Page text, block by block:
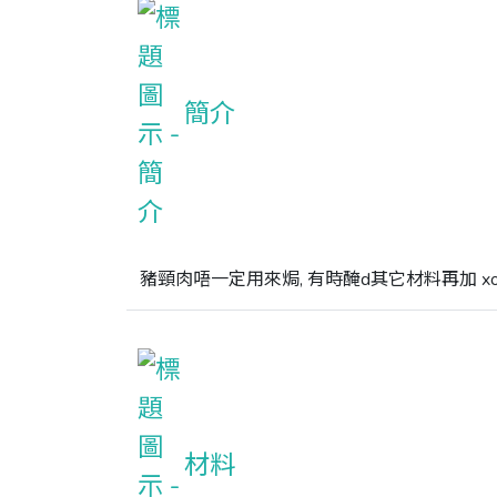
簡介
豬頸肉唔一定用來焗, 有時醃d其它材料再加
材料